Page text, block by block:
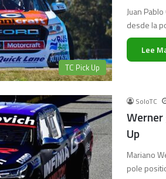
TC Pick Up
Juan
desde la
Lee
SoloTC
Up
Mariano
pole